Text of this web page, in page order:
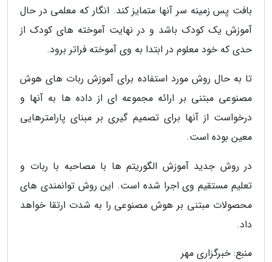
بافت پس زمینه سر آنها متمایز کند. انگار که معلمی در حال
آموزش یک کودک باشد و در نهایت آموخته های کودک از
حدی که خود معلوم در ابتدا به وی آموخته فراتر برود.
تا به حال روش مورد استفاده برای آموزش ربات های هوش
مصنوعی مبتنی بر ارائه مجموعه ای از داده ها به آنها و
درخواست از آنها برای تصمیم گیری بر مبنای پارامترهایی
معین بوده است.
در روش جدید آموزش الگوریتم ها با مصاحبه با ربات و
تعلیم مستقیم وی اجرا شده است. این روش توانمندی های
محصولات مبتنی بر هوش مصنوعی را به شدت ارتقا خواهد
داد.
منبع: خبرگزاری مهر